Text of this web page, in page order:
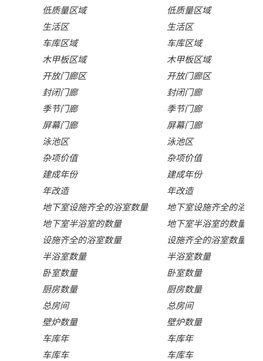
低质量区域
低质量区域
生活区
生活区
车库区域
车库区域
木甲板区域
木甲板区域
开放门廊区
开放门廊区
封闭门廊
封闭门廊
季节门廊
季节门廊
屏幕门廊
屏幕门廊
泳池区
泳池区
杂项价值
杂项价值
建成年份
建成年份
年改造
年改造
地下室设施齐全的浴室数量
地下室设施齐全的浴室
地下室半浴室的数量
地下室半浴室的数量
设施齐全的浴室数量
设施齐全的浴室数量
半浴室数量
半浴室数量
卧室数量
卧室数量
厨房数量
厨房数量
总房间
总房间
壁炉数量
壁炉数量
车库年
车库年
车库车
车库车